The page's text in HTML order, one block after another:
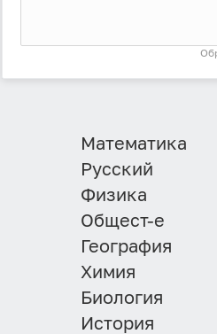
Математика
Русский
Физика
Общест-е
География
Химия
Биология
История